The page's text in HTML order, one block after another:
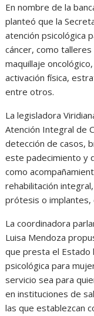
En nombre de la
planteó que la
atención psicológica
cáncer, como
maquillaje
activación física,
entre otros.
La legisladora
Atención Integral de
detección de casos,
este padecimiento y
como
rehabilitación
prótesis o implantes,
La coordinadora
Luisa Mendoza
que presta el Estado
psicológica para
servicio sea para
en instituciones de
las que establezcan